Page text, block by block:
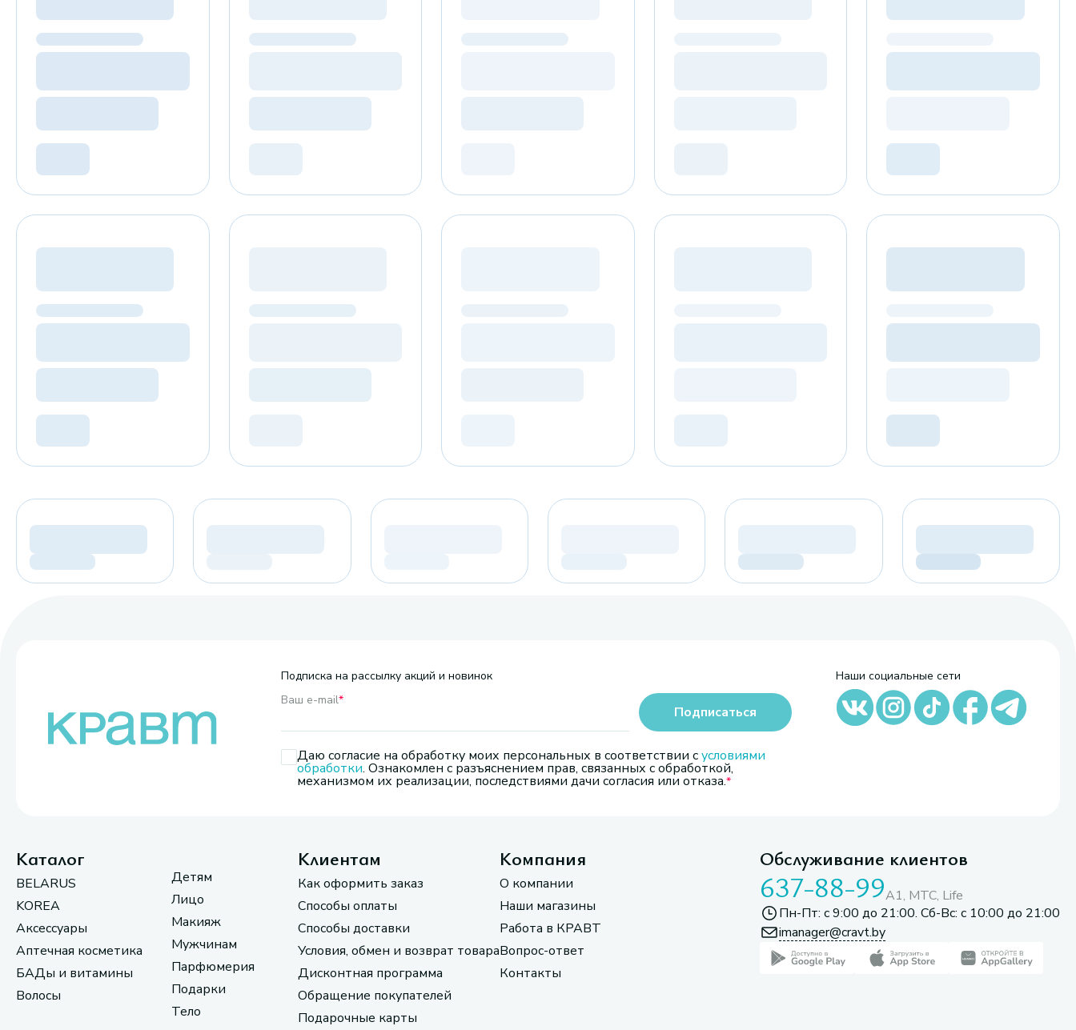
Подписка на рассылку акций и новинок
Ваш e-mail*
Даю согласие на обработку моих персональных в соответствии сусловиями
обработки. Ознакомлен с разъяснением прав, связанных с обработкой,
механизмом их реализации, последствиями дачи согласия или отказа.
Подписаться
Наши социальные сети
Каталог
BELARUS
KOREA
Аксессуары
Аптечная косметика
БАДы и витамины
Волосы
Детям
Лицо
Макияж
Мужчинам
Парфюмерия
Подарки
Тело
Клиентам
Как оформить заказ
Способы оплаты
Способы доставки
Условия, обмен и возврат товара
Дисконтная программа
Обращение покупателей
Подарочные карты
Компания
О компании
Наши магазины
Работа в КРАВТ
Вопрос-ответ
Контакты
Обслуживание клиентов
637-88-99A1, МТС, Life
Пн-Пт: с 9:00 до 21:00. Сб-Вс: с 10:00 до 21:00
imanager@cravt.by